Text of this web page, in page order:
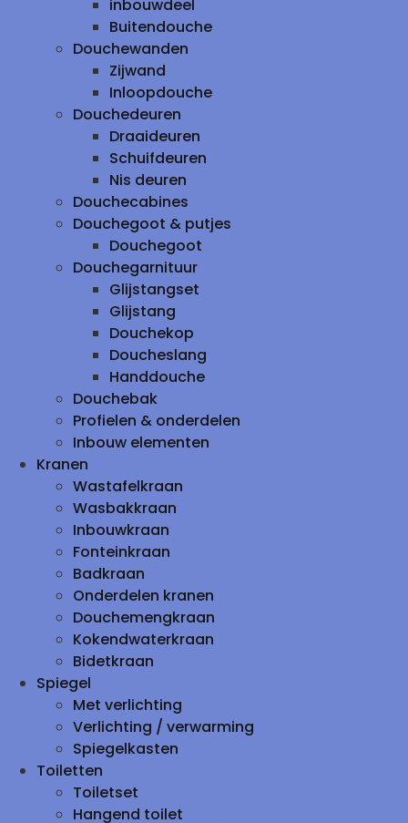
inbouwdeel
Buitendouche
Douchewanden
Zijwand
Inloopdouche
Douchedeuren
Draaideuren
Schuifdeuren
Nis deuren
Douchecabines
Douchegoot & putjes
Douchegoot
Douchegarnituur
Glijstangset
Glijstang
Douchekop
Doucheslang
Handdouche
Douchebak
Profielen & onderdelen
Inbouw elementen
Kranen
Wastafelkraan
Wasbakkraan
Inbouwkraan
Fonteinkraan
Badkraan
Onderdelen kranen
Douchemengkraan
Kokendwaterkraan
Bidetkraan
Spiegel
Met verlichting
Verlichting / verwarming
Spiegelkasten
Toiletten
Toiletset
Hangend toilet